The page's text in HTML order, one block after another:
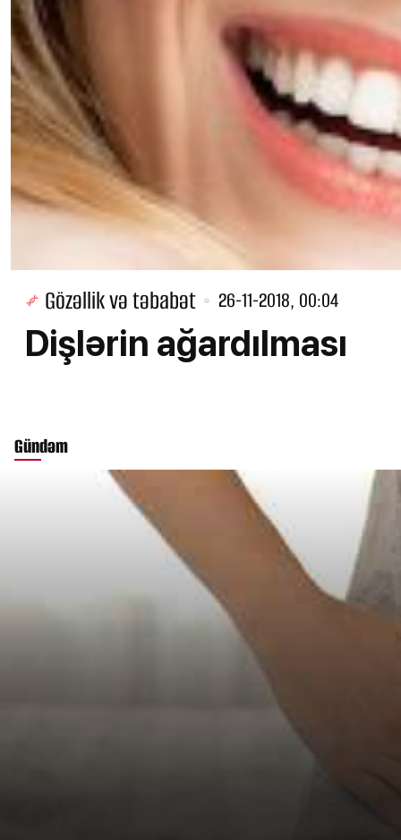
Gözəllik və təbabət 26-11-2018, 00:04
Dişlərin ağardılması
Gündəm